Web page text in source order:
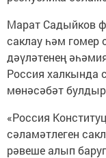
Марат Садыйков
саклау һәм
дәүләтенең
Россия халкында
мөнәсәбәт
«Россия
сәламәтлеген
рәвеше алып